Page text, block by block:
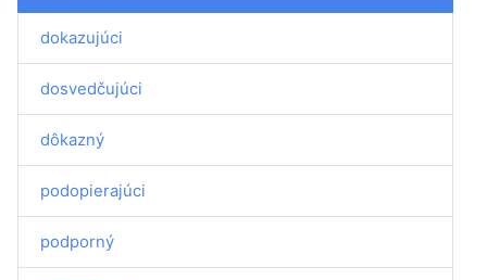
dokazujúci
dosvedčujúci
dôkazný
podopierajúci
podporný